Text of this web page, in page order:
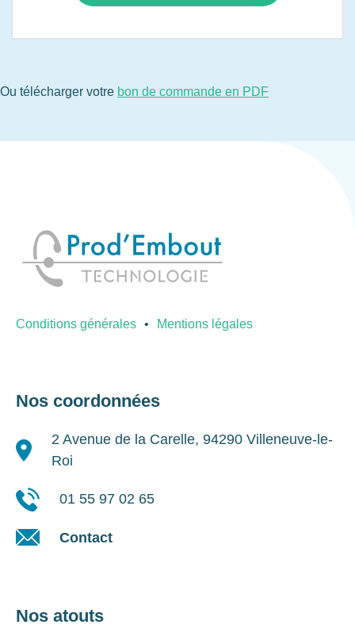
Ou télécharger votre bon de commande en PDF
Conditions générales Mentions légales
Nos coordonnées
2 Avenue de la Carelle, 94290 Villeneuve-le-
Roi
01 55 97 02 65
Contact
Nos atouts